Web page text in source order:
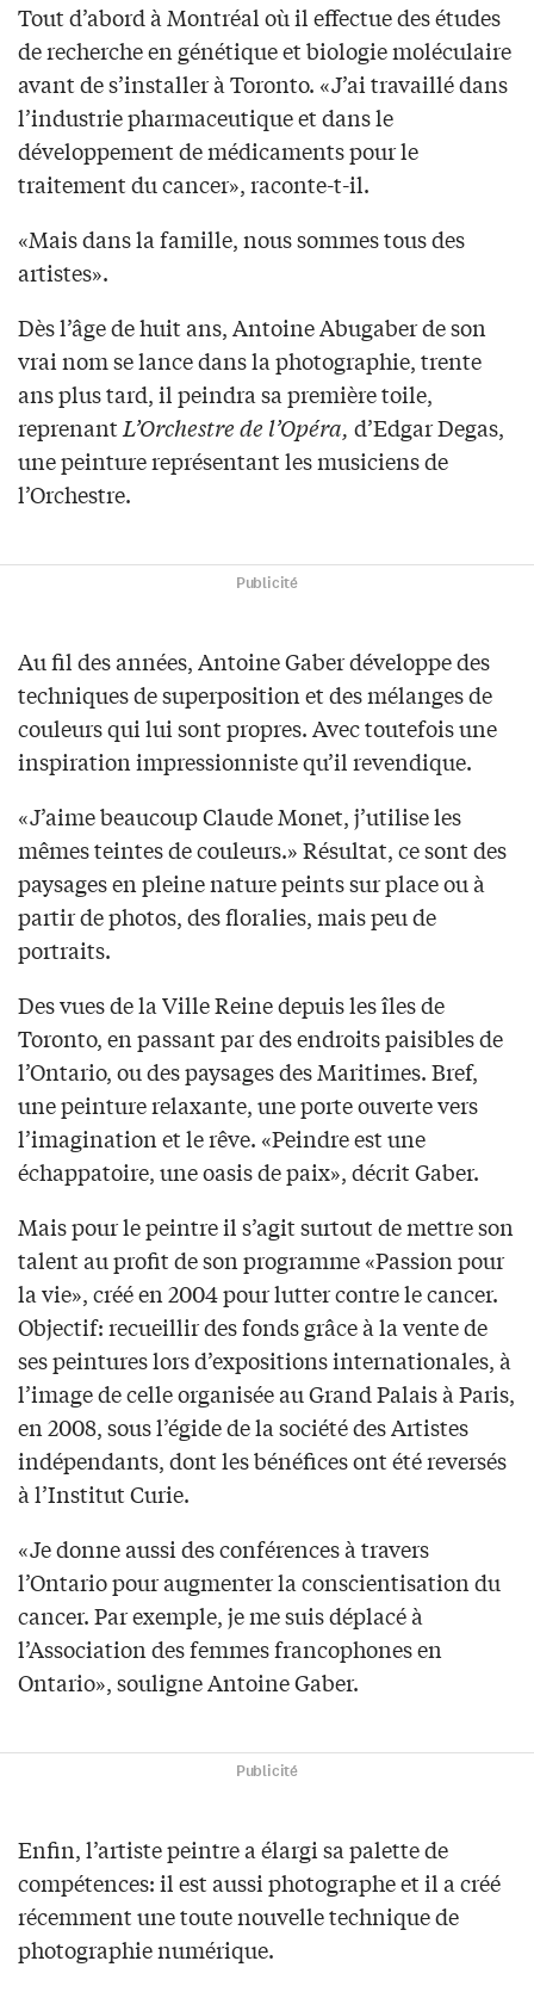
Tout d’abord à Montréal où il effectue des études
de recherche en génétique et biologie moléculaire
avant de s’installer à Toronto. «J’ai travaillé dans
l’industrie pharmaceutique et dans le
développement de médicaments pour le
traitement du cancer», raconte-t-il.
«Mais dans la famille, nous sommes tous des
artistes».
Dès l’âge de huit ans, Antoine Abugaber de son
vrai nom se lance dans la photographie, trente
ans plus tard, il peindra sa première toile,
reprenantL’Orchestre de l’Opéra, d’Edgar Degas,
une peinture représentant les musiciens de
l’Orchestre.
Publicité
Au fil des années, Antoine Gaber développe des
techniques de superposition et des mélanges de
couleurs qui lui sont propres. Avec toutefois une
inspiration impressionniste qu’il revendique.
«J’aime beaucoup Claude Monet, j’utilise les
mêmes teintes de couleurs.» Résultat, ce sont des
paysages en pleine nature peints sur place ou à
partir de photos, des floralies, mais peu de
portraits.
Des vues de la Ville Reine depuis les îles de
Toronto, en passant par des endroits paisibles de
l’Ontario, ou des paysages des Maritimes. Bref,
une peinture relaxante, une porte ouverte vers
l’imagination et le rêve. «Peindre est une
échappatoire, une oasis de paix», décrit Gaber.
Mais pour le peintre il s’agit surtout de mettre son
talent au profit de son programme «Passion pour
la vie», créé en 2004 pour lutter contre le cancer.
Objectif: recueillir des fonds grâce à la vente de
ses peintures lors d’expositions internationales, à
l’image de celle organisée au Grand Palais à Paris,
en 2008, sous l’égide de la société des Artistes
indépendants, dont les bénéfices ont été reversés
à l’Institut Curie.
«Je donne aussi des conférences à travers
l’Ontario pour augmenter la conscientisation du
cancer. Par exemple, je me suis déplacé à
l’Association des femmes francophones en
Ontario», souligne Antoine Gaber.
Publicité
Enfin, l’artiste peintre a élargi sa palette de
compétences: il est aussi photographe et il a créé
récemment une toute nouvelle technique de
photographie numérique.